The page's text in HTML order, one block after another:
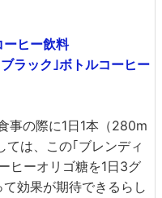
ーヒー飲料
ラック｣ボトルコーヒー
事の際に1日1本（280m
は、この｢ブレンディ
ヒーオリゴ糖を1日3グ
効果が期待できるらし